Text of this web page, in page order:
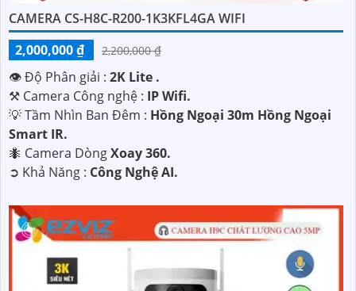
CAMERA CS-H8C-R200-1K3KFL4GA WIFI
2,000,000 ₫
2,200,000 ₫
👁 Độ Phân giải : 2K Lite .
⚒ Camera Công nghệ : IP Wifi.
💡 Tầm Nhìn Ban Đêm : Hồng Ngoại 30m Hồng Ngoại
Smart IR.
🐜 Camera DòngXoay 360.
️➲ Khả Năng : Công Nghệ AI.